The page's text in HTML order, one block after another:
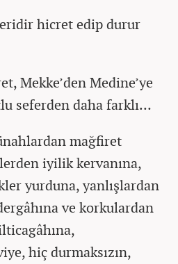
hicret edip durur
Mekke’den Medine’ye
seferden daha farklı…
mağfiret
iyilik kervanına,
yurduna, yanlışlardan
ve korkulardan
hiç durmaksızın,